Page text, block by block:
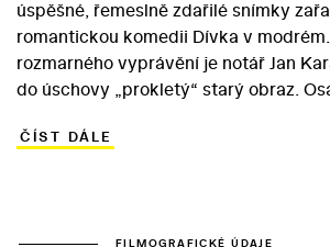
úspěšné, řemeslně zdařilé snímky
romantickou komedii Dívka v
rozmarného vyprávění je notář Jan
do úschovy „prokletý“ starý obraz.
šlechtična jednoho dne vystoupí z
ČÍST DÁLE
FILMOGRAFICKÉ ÚDAJE